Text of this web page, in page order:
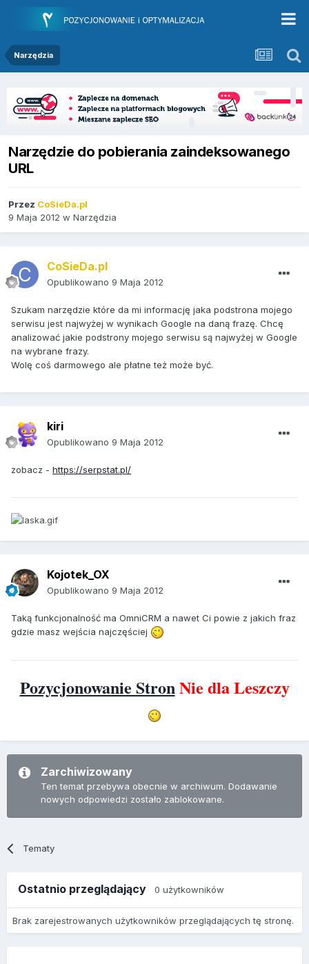
Narzędzia
Narzędzie do pobierania zaindeksowanego
URL
Przez CoSieDa.pl
9 Maja 2012 w Narzędzia
CoSieDa.pl
Opublikowano 9 Maja 2012
Szukam narzędzie które da mi informację jaka podstrona mojego
serwisu jest najwyżej w wynikach Google na daną frazę. Chcę
analizować jakie podstrony mojego serwisu są najwyżej w Google
na wybrane frazy.
Wolę coś darmowego ale płatne też może być.
kiri
Opublikowano 9 Maja 2012
zobacz - https://serpstat.pl/
Kojotek_OX
Opublikowano 9 Maja 2012
Taką funkcjonalność ma OmniCRM a nawet Ci powie z jakich fraz
gdzie masz wejścia najczęściej
Pozycjonowanie StronNie dla Leszczy
Zarchiwizowany
Ten temat przebywa obecnie w archiwum. Dodawanie
nowych odpowiedzi zostało zablokowane.
Tematy
Ostatnio przeglądający 0 użytkowników
Brak zarejestrowanych użytkowników przeglądających tę stronę.